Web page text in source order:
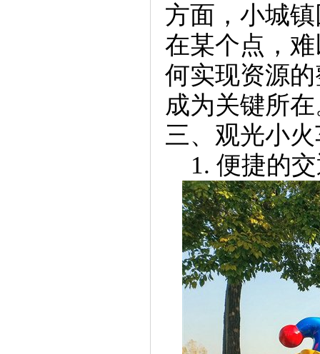
方面，小城
在某个点，
何实现资源
成为关键所
三、观光小
1. 便捷的交